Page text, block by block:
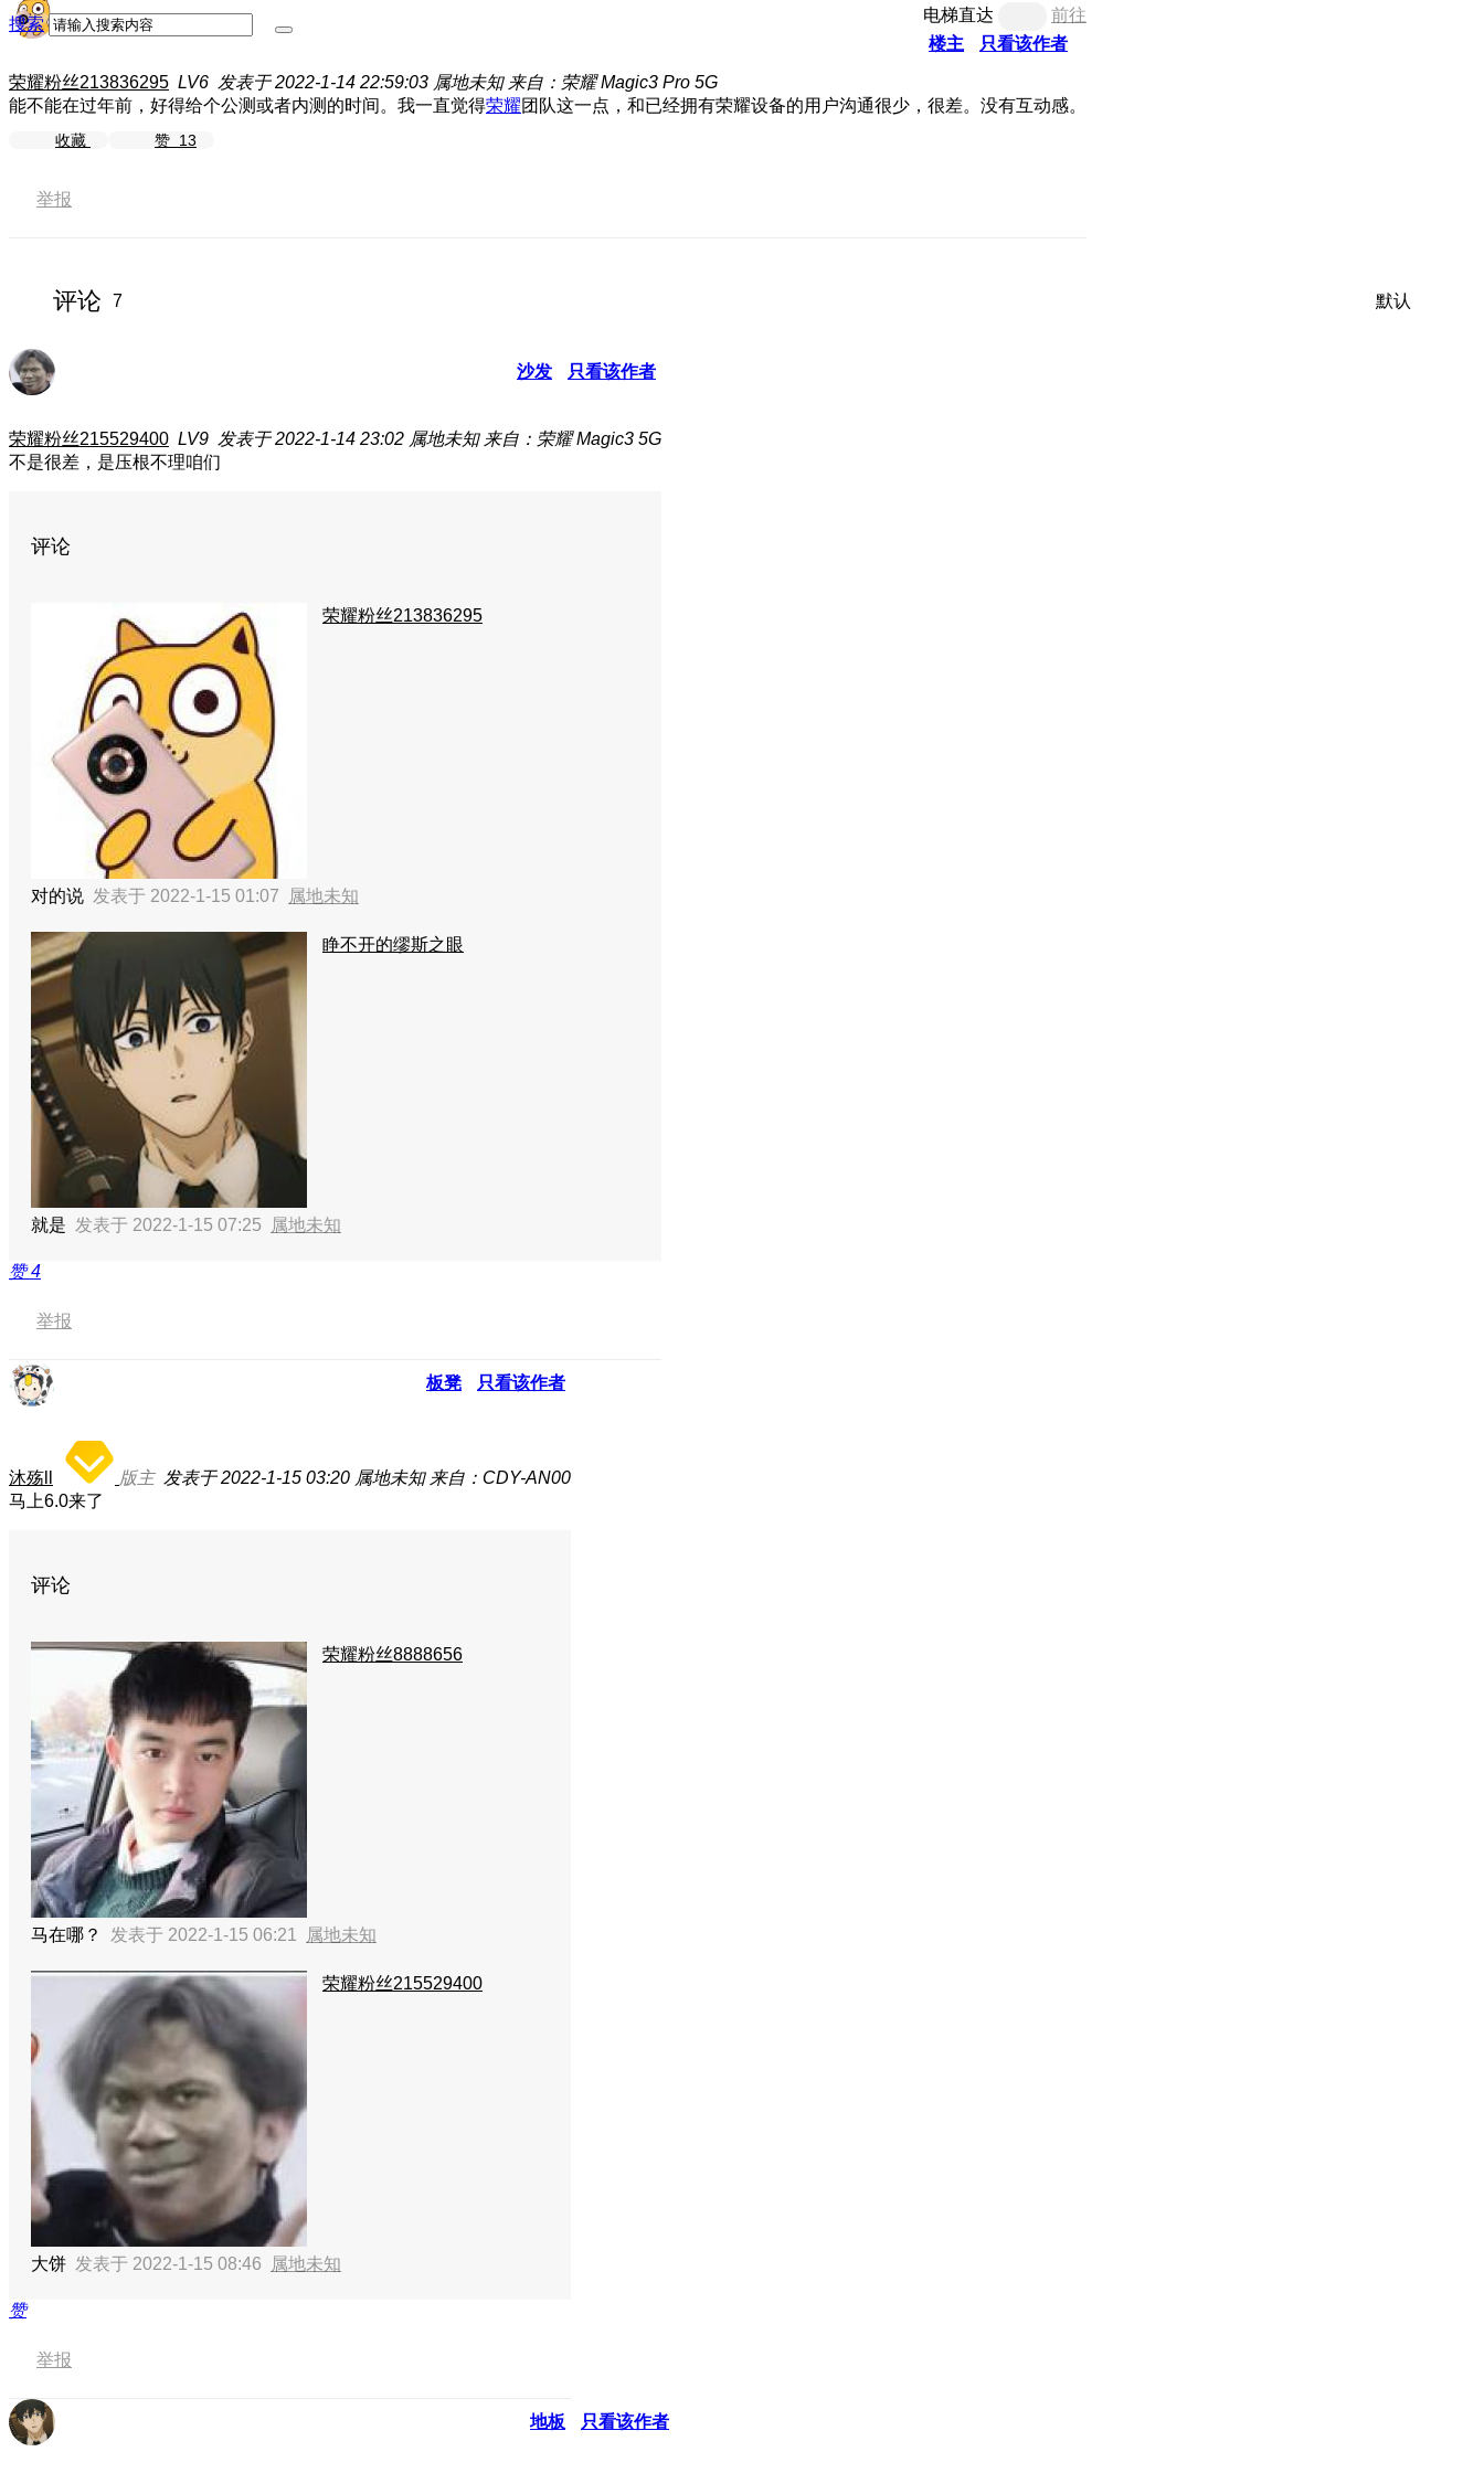
搜索 电梯直达
前往
楼主
只看该作者
荣耀粉丝213836295 LV6 发表于 2022-1-14 22:59:03 属地未知 来自：荣耀 Magic3 Pro 5G
能不能在过年前，好得给个公测或者内测的时间。我一直觉得荣耀团队这一点，和已经拥有荣耀设备的用户沟通很少，很差。没有互动感。
收藏 赞 13
举报
评论 7 默认
沙发 只看该作者
荣耀粉丝215529400 LV9 发表于 2022-1-14 23:02 属地未知 来自：荣耀 Magic3 5G
不是很差，是压根不理咱们
评论
荣耀粉丝213836295
对的说 发表于 2022-1-15 01:07 属地未知
睁不开的缪斯之眼
就是 发表于 2022-1-15 07:25 属地未知
赞4
举报
板凳 只看该作者
沐殇ll 版主 发表于 2022-1-15 03:20 属地未知 来自：CDY-AN00
马上6.0来了
评论
荣耀粉丝8888656
马在哪？ 发表于 2022-1-15 06:21 属地未知
荣耀粉丝215529400
大饼 发表于 2022-1-15 08:46 属地未知
赞
举报
地板 只看该作者